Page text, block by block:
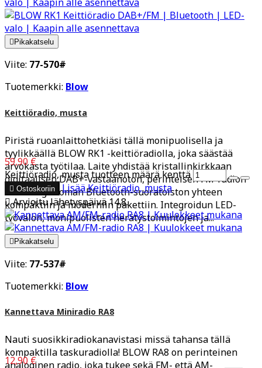
 Pikakatselu
Viite: 77-570#
Tuotemerkki: Blow
Keittiöradio, musta
Piristä ruoanlaittohetkiäsi tällä monipuolisella ja
tyylikkäällä BLOW RK1 -keittiöradiolla, joka säästää
arvokasta työtilaa. Laite yhdistää kristallinkirkkaan
digitaalisen DAB+-vastaanoton, perinteisen FM-radion
sekä langattoman Bluetooth-suoratoiston yhteen
kompaktiin ja moderniin pakettiin. Integroidun LED-
työvalon, monipuolisten herätystoimintojen ja...
59,90 €
Keittiöradio, musta tuotteen määrä kenttä
 Ostoskoriin LisääKeittiöradio, musta
Arvioitu lähetyspäivä 14.8.
Pikakatselu
Viite: 77-537#
Tuotemerkki: Blow
Kannettava Miniradio RA8
Nauti suosikkiradiokanavistasi missä tahansa tällä
kompaktilla taskuradiolla! BLOW RA8 on perinteinen
analoginen radio, joka tukee sekä FM- että AM-
12,90 €